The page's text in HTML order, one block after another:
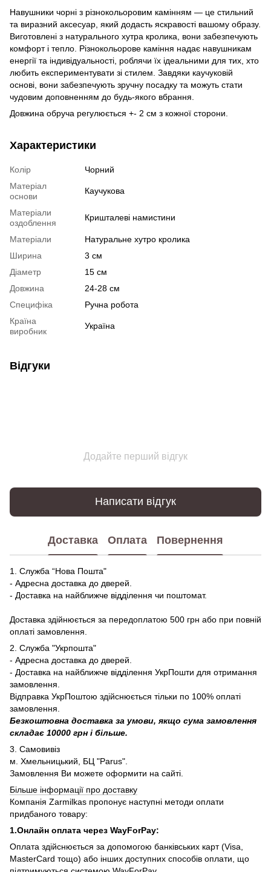
Навушники чорні з різнокольоровим камінням — це стильний
та виразний аксесуар, який додасть яскравості вашому образу.
Виготовлені з натурального хутра кролика, вони забезпечують
комфорт і тепло. Різнокольорове каміння надає навушникам
енергії та індивідуальності, роблячи їх ідеальними для тих, хто
любить експериментувати зі стилем. Завдяки каучуковій
основі, вони забезпечують зручну посадку та можуть стати
чудовим доповненням до будь-якого вбрання.
Довжина обруча регулюється +- 2 см з кожної сторони.
Характеристики
Колір
Чорний
Матеріал
основи
Каучукова
Матеріали
оздоблення
Кришталеві намистини
Матеріали
Натуральне хутро кролика
Ширина
3 см
Діаметр
15 см
Довжина
24-28 см
Специфіка
Ручна робота
Країна
виробник
Україна
Відгуки
Додайте перший відгук
Написати відгук
Доставка Оплата Повернення
1. Служба “Нова Пошта"
- Адресна доставка до дверей.
- Доставка на найближче відділення чи поштомат.
Доставка здійнюється за передоплатою 500 грн або при повній
оплаті замовлення.
2. Служба "Укрпошта"
- Адресна доставка до дверей.
- Доставка на найближче відділення УкрПошти для отримання
замовлення.
Відправка УкрПоштою здійснюється тільки по 100% оплаті
замовлення.
Безкоштовна доставка за умови, якщо сума замовлення
складає 10000 грн і більше.
3. Самовивіз
м. Хмельницький, БЦ "Parus".
Замовлення Ви можете оформити на сайті.
Більше інформації про доставку
Компанія Zarmilkas пропонує наступні методи оплати
придбаного товару:
1.Онлайн оплата через WayForPay:
Оплата здійснюється за допомогою банківських карт (Visa,
MasterCard тощо) або інших доступних способів оплати, що